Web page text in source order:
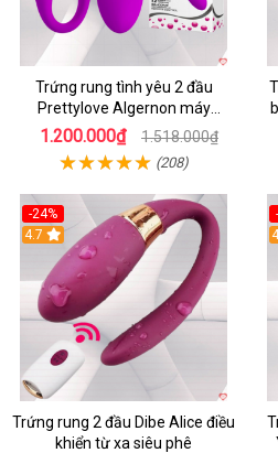
Trứng rung tình yêu 2 đầu
Prettylove Algernon máy
massage điểm G không dây
1.200.000₫ 1.518.000₫
(208)
-24%
4.7
Trứng rung 2 đầu Dibe Alice điều
khiển từ xa siêu phê